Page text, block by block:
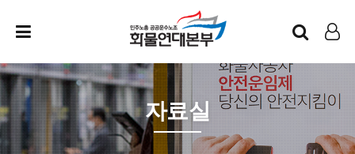
인트라넷
LOG IN
자료실